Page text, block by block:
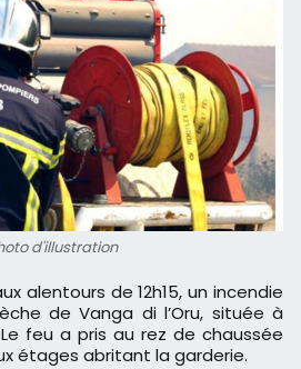
d'illustration
de Vanga di l’Oru, située à
feu a pris au rez de chaussée
étages abritant la garderie.